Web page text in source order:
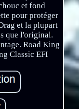
et fond
pour protéger
et la plupart
que l'original.
Road King
Classic EFI